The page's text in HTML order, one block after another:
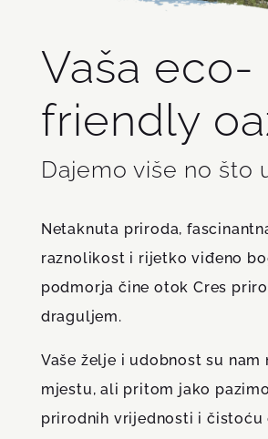
Vaša eco-
friendly
Dajemo više no što
Netaknuta priroda,
raznolikost i rijetko viđeno
podmorja čine otok Cres
draguljem.
Vaše želje i udobnost su nam
mjestu, ali pritom jako
prirodnih vrijednosti i čistoću